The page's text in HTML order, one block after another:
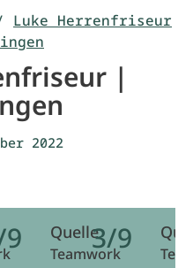
Luke Herrenfriseur
|
2022
3/9
Quelle
Teamwork